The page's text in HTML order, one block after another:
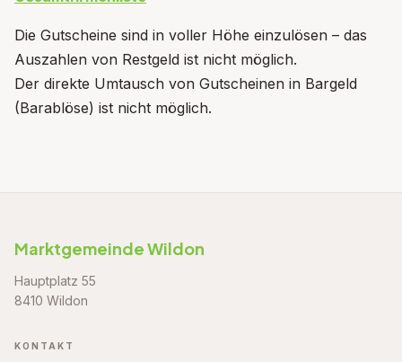
Die Gutscheine sind in voller Höhe einzulösen – das
Auszahlen von Restgeld ist nicht möglich.
Der direkte Umtausch von Gutscheinen in Bargeld
(Barablöse) ist nicht möglich.
Marktgemeinde Wildon
Hauptplatz 55
8410 Wildon
KONTAKT